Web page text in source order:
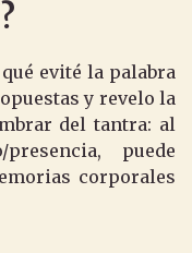
evité la palabra
y revelo la
del tantra: al
puede
corporales